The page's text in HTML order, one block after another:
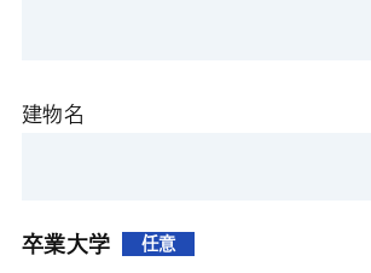
建物名
卒業大学 任意